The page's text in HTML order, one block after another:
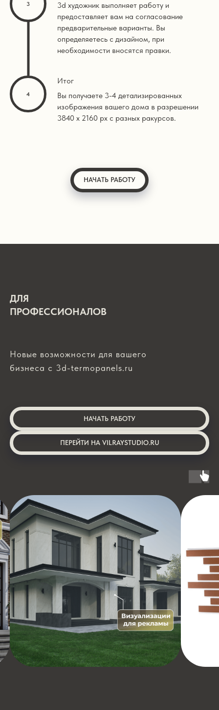
3d художник выполняет работу и
предоставляет вам на согласование
предварительные варианты. Вы
определяетесь с дизайном, при
необходимости вносятся правки.
Итог
Вы получаете 3-4 детализированных
изображения вашего дома в разрешении
3840 х 2160 px с разных ракурсов.
НАЧАТЬ РАБОТУ
ДЛЯ
ПРОФЕССИОНАЛОВ
Новые возможности для вашего
бизнеса с 3d-termopanels.ru
НАЧАТЬ РАБОТУ
ПЕРЕЙТИ НА VILRAYSTUDIO.RU